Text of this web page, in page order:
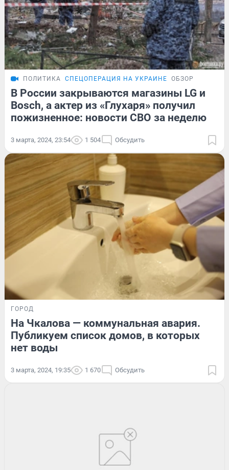
ПОЛИТИКА СПЕЦОПЕРАЦИЯ НА УКРАИНЕ ОБЗОР
В России закрываются магазины LG и
Bosch, а актер из «Глухаря» получил
пожизненное: новости СВО за неделю
3 марта, 2024, 23:54 1 504 Обсудить
ГОРОД
На Чкалова — коммунальная авария.
Публикуем список домов, в которых
нет воды
3 марта, 2024, 19:35 1 670 Обсудить